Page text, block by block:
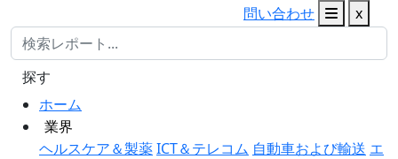
問い合わせ
x
ホーム
業界
ヘルスケア＆製薬ICT＆テレコム 自動車および輸送 エ
探す